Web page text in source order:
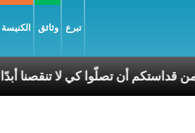
وثائق تبرع
نطلب من قداستكم أن تصلّوا كي